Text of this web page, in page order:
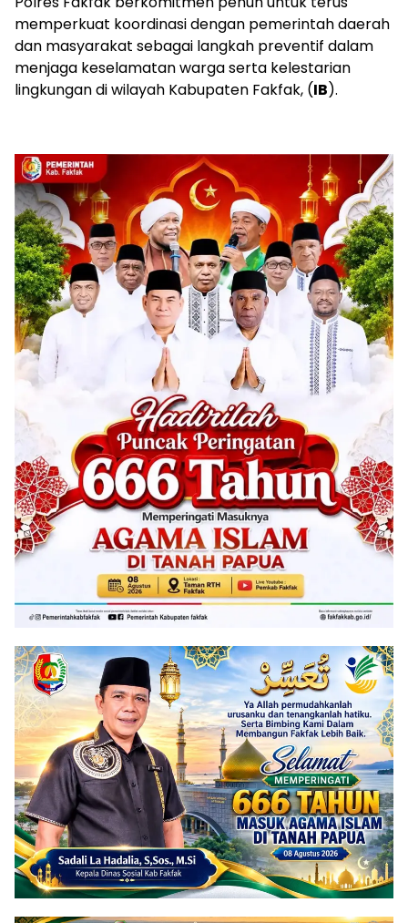
memperkuat koordinasi dengan pemerintah daerah
dan masyarakat sebagai langkah preventif dalam
menjaga keselamatan warga serta kelestarian
lingkungan di wilayah Kabupaten Fakfak, (IB).